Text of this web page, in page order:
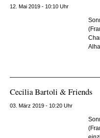
12. Mai 2019 - 10:10 Uhr
Cecilia Bartoli & Friends
03. März 2019 - 10:20 Uhr